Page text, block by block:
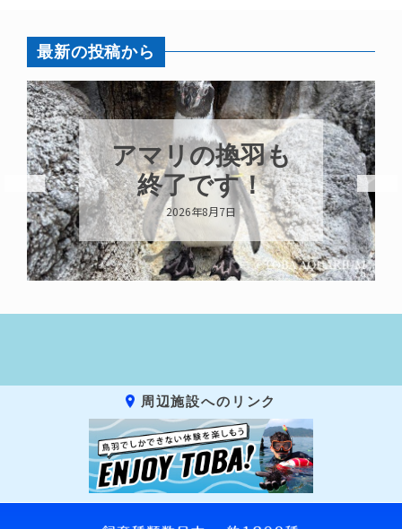
最新の投稿から
アマリの換羽も
終了です！
2026年8月7日
周辺施設へのリンク